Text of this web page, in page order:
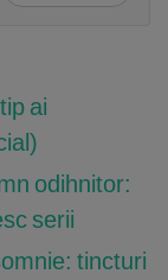
ai
odihnitor:
serii
tincturi